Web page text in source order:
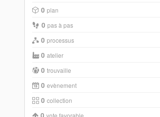
0 plan
0 pas à pas
0 processus
0 atelier
0 trouvaille
0 evènement
0 collection
0 vote favorable